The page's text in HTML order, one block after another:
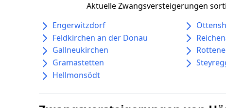
Aktuelle Zwangsversteigerungen
Engerwitzdorf
Feldkirchen an der Donau
Gallneukirchen
Gramastetten
Hellmonsödt